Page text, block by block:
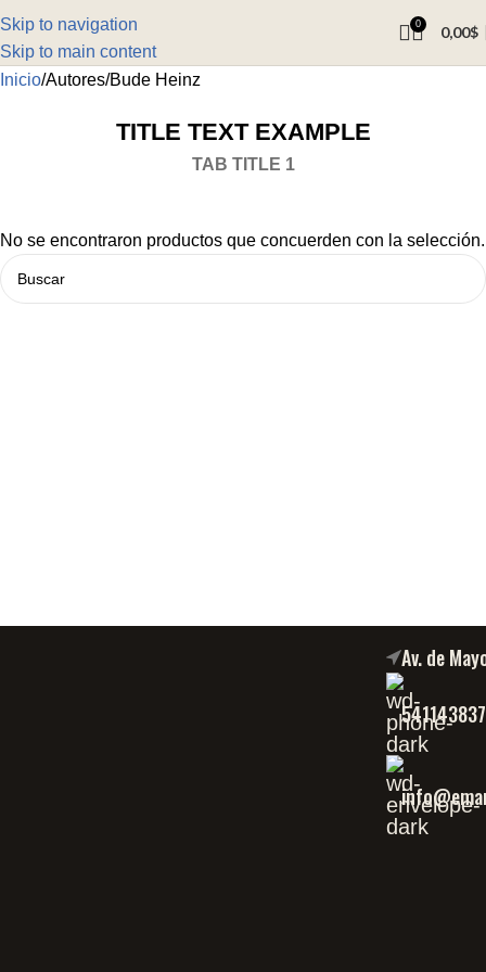
Skip to navigation
Skip to main content
0 0,00$
Inicio Autores Bude Heinz
TITLE TEXT EXAMPLE
TAB TITLE 1
No se encontraron productos que concuerden con la selección.
Av. de